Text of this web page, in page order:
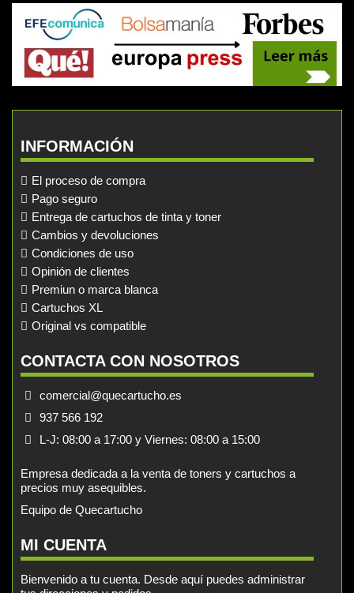
INFORMACIÓN
El proceso de compra
Pago seguro
Entrega de cartuchos de tinta y toner
Cambios y devoluciones
Condiciones de uso
Opinión de clientes
Premiun o marca blanca
Cartuchos XL
Original vs compatible
CONTACTA CON NOSOTROS
comercial@quecartucho.es
937 566 192
L-J: 08:00 a 17:00 y Viernes: 08:00 a 15:00
Empresa dedicada a la venta de toners y cartuchos a
precios muy asequibles.
Equipo de Quecartucho
MI CUENTA
Bienvenido a tu cuenta. Desde aquí puedes administrar